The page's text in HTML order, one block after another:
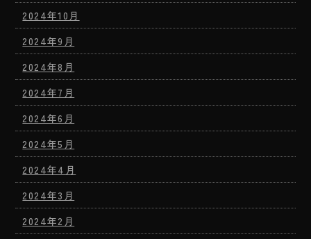
2024年10月
2024年9月
2024年8月
2024年7月
2024年6月
2024年5月
2024年4月
2024年3月
2024年2月